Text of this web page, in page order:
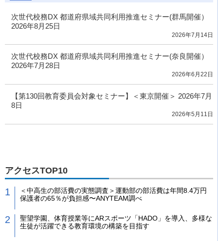
次世代校務DX 都道府県域共同利用推進セミナー(群馬開催）
2026年8月25日
2026年7月14日
次世代校務DX 都道府県域共同利用推進セミナー(奈良開催）
2026年7月28日
2026年6月22日
【第130回教育委員会対象セミナー】＜東京開催＞ 2026年7月
8日
2026年5月11日
アクセスTOP10
＜中高生の部活費の実態調査＞運動部の部活費は年間8.4万円
保護者の65％が負担感〜ANYTEAM調べ
聖望学園、体育授業等にARスポーツ「HADO」を導入、多様な
生徒が活躍できる教育環境の構築を目指す